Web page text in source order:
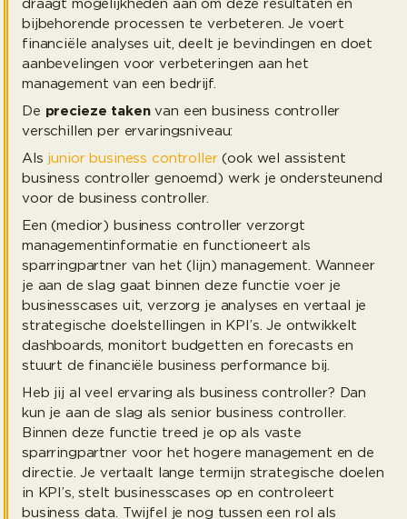
draagt mogelijkheden aan om deze resultaten en
bijbehorende processen te verbeteren. Je voert
financiële analyses uit, deelt je bevindingen en doet
aanbevelingen voor verbeteringen aan het
management van een bedrijf.
De precieze takenvan een business controller
verschillen per ervaringsniveau:
Als junior business controller(ook wel assistent
business controller genoemd) werk je ondersteunend
voor de business controller.
Een (medior) business controller verzorgt
managementinformatie en functioneert als
sparringpartner van het (lijn) management. Wanneer
je aan de slag gaat binnen deze functie voer je
businesscases uit, verzorg je analyses en vertaal je
strategische doelstellingen in KPI’s. Je ontwikkelt
dashboards, monitort budgetten en forecasts en
stuurt de financiële business performance bij.
Heb jij al veel ervaring als business controller? Dan
kun je aan de slag als senior business controller.
Binnen deze functie treed je op als vaste
sparringpartner voor het hogere management en de
directie. Je vertaalt lange termijn strategische doelen
in KPI’s, stelt businesscases op en controleert
business data. Twijfel je nog tussen een rol als